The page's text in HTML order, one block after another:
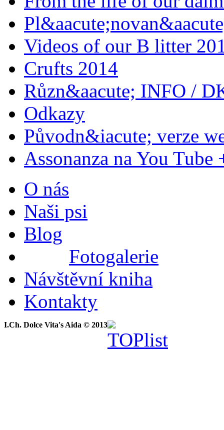
Videos of our B litter
Crufts 2014
Různ&aacute; INFO /
Odkazy
Původn&iacute; verze
Assonanza na You Tube
O nás
Naši psi
Blog
Fotogalerie
Návštěvní kniha
Kontakty
I.Ch. Dolce Vita's Aida © 2013